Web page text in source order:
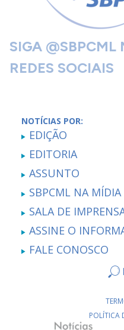
SIGA @SBPCML
REDES SOCIAIS
NOTÍCIAS POR:
EDIÇÃO
EDITORIA
ASSUNTO
SBPCML NA MÍDIA
SALA DE
ASSINE O
FALE CONOSCO
POLÍTICA